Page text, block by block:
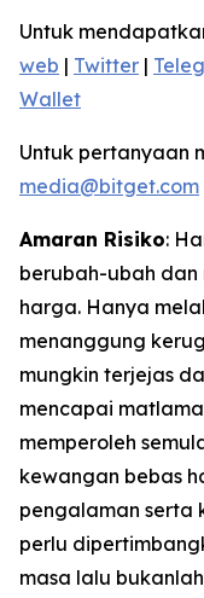
Untuk
web | Twitter |
Wallet
Untuk pertanyaan
media@bitget.com
Amaran Risiko:
berubah-ubah
harga. Hanya
menanggung
mungkin terjejas
mencapai
memperoleh
kewangan bebas
pengalaman serta
perlu
masa lalu